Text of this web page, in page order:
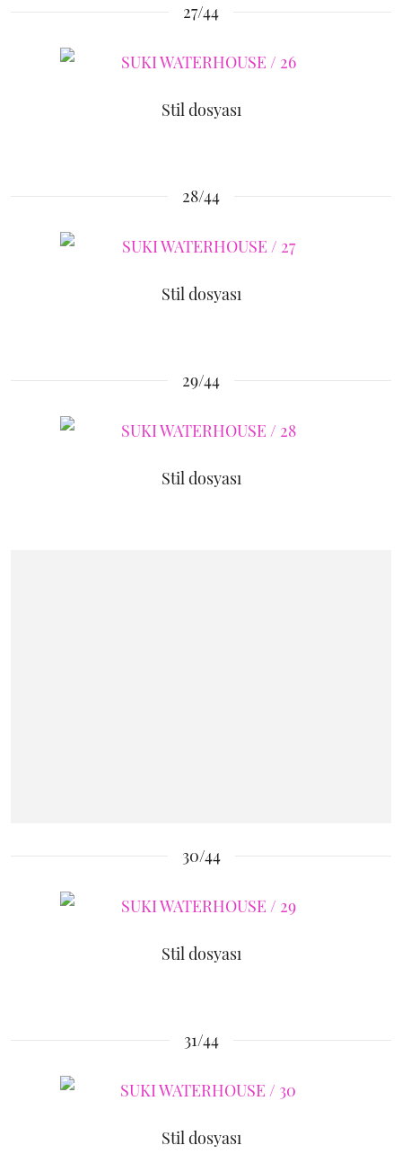
27/44
Stil dosyası
28/44
Stil dosyası
29/44
Stil dosyası
30/44
Stil dosyası
31/44
Stil dosyası